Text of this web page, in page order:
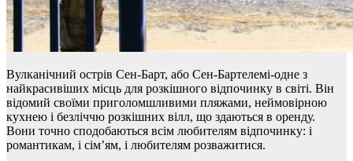
Вулканічний острів Сен-Барт, або Сен-Бартелемі-одне з
найкрасивіших місць для розкішного відпочинку в світі. Він
відомий своїми приголомшливими пляжами, неймовірною
кухнею і безліччю розкішних вілл, що здаються в оренду.
Вони точно сподобаються всім любителям відпочинку: і
романтикам, і сім’ям, і любителям розважитися.